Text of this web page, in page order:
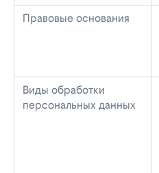
Правовые основания
Виды обработки
персональных данных